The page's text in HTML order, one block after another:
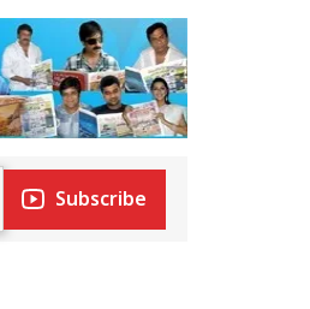
Subscribe